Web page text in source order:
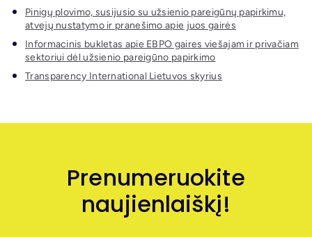
Pinigų plovimo, susijusio su užsienio pareigūnų papirkimu,
atvejų nustatymo ir pranešimo apie juos gairės
Informacinis bukletas apie EBPO gaires viešajam ir privačiam
sektoriui dėl užsienio pareigūno papirkimo
Transparency International Lietuvos skyrius
Prenumeruokite
naujienlaiškį!